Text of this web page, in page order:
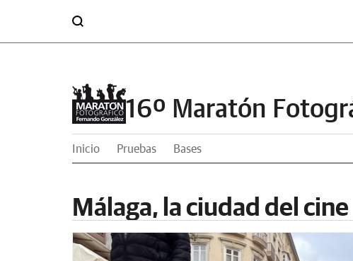
16º Maratón
Inicio Pruebas Bases
Málaga, la ciudad del cine